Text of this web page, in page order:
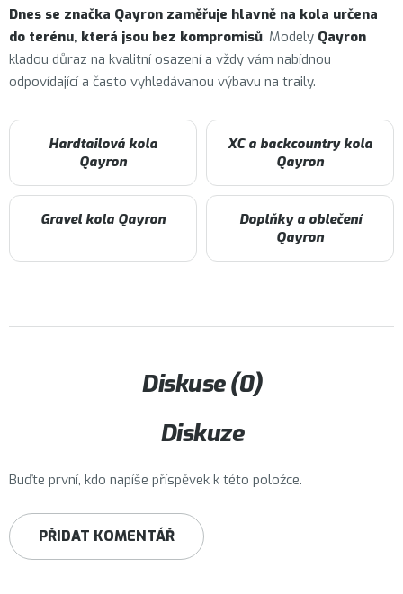
Dnes se značka Qayron zaměřuje hlavně na kola určena
do terénu, která jsou bez kompromisů. Modely Qayron
kladou důraz na kvalitní osazení a vždy vám nabídnou
odpovídající a často vyhledávanou výbavu na traily.
Hardtailová kola
Qayron
XC a backcountry kola
Qayron
Gravel kola Qayron
Doplňky a oblečení
Qayron
Diskuse (0)
Diskuze
Buďte první, kdo napíše příspěvek k této položce.
PŘIDAT KOMENTÁŘ